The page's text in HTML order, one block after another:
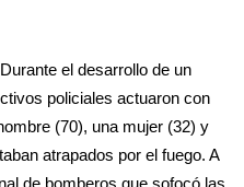
el desarrollo de un
policiales actuaron con
(70), una mujer (32) y
atrapados por el fuego. A
de bomberos que sofocó las